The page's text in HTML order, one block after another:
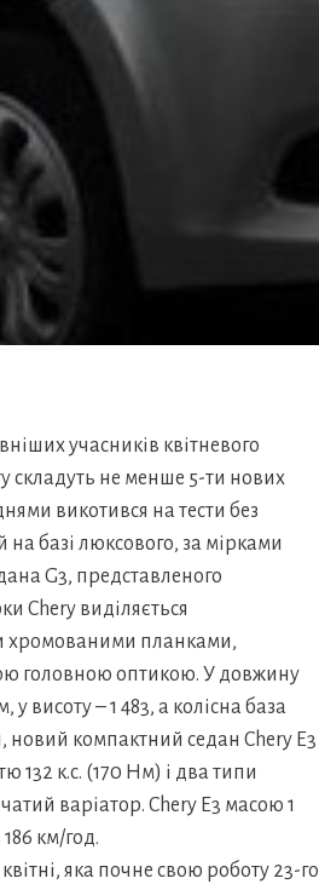
учасників квітневого
складуть не менше 5-ти нових
викотився на тести без
на базі люксового, за мірками
G3, представленого
Chery виділяється
хромованими планками,
головною оптикою. У довжину
висоту – 1 483, а колісна база
компактний седан Chery E3
132 к.с. (170 Нм) і два типи
варіатор. Chery E3 масою 1
км/год.
яка почне свою роботу 23-го